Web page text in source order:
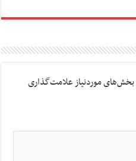
بخش‌های موردنیاز علامت‌گذاری